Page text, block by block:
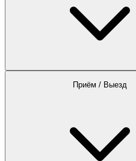
Приём / Выезд